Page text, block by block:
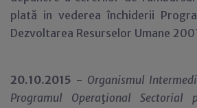
plată in vederea închiderii
Dezvoltarea Resurselor Umane
20.10.2015 - Organismul
Programul Operaţional Sectorial